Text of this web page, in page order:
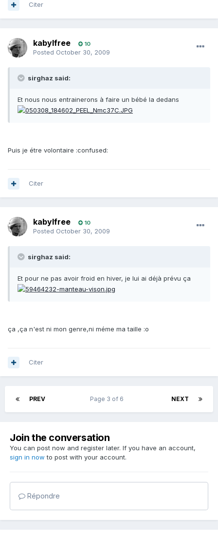
Citer
kabylfree 10
Posted October 30, 2009
sirghaz said:
Et nous nous entrainerons à faire un bébé la dedans
Puis je étre volontaire :confused:
Citer
kabylfree 10
Posted October 30, 2009
sirghaz said:
Et pour ne pas avoir froid en hiver, je lui ai déjà prévu ça
ça ,ça n'est ni mon genre,ni méme ma taille :o
Citer
PREV NEXT
Page 3 of 6
Join the conversation
You can post now and register later. If you have an account,
sign in now to post with your account.
Répondre